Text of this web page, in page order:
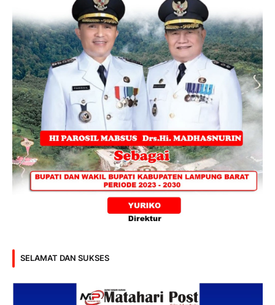
SELAMAT DAN SUKSES